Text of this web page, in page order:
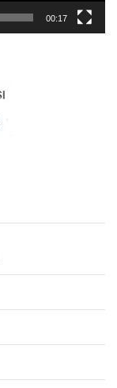
00:17